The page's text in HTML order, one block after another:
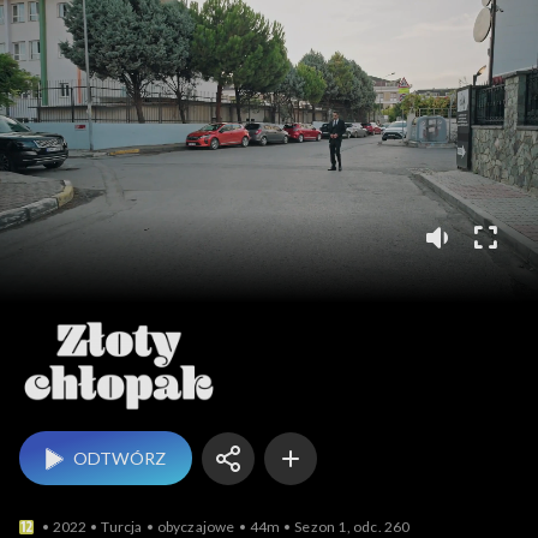
Złoty chłopak
ODTWÓRZ
2022 Turcja obyczajowe 44m Sezon 1, odc. 260